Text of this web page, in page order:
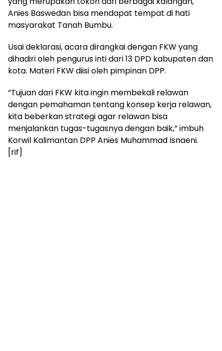
Anies Baswedan bisa mendapat tempat di hati
masyarakat Tanah Bumbu.
Usai deklarasi, acara dirangkai dengan FKW yang
dihadiri oleh pengurus inti dari 13 DPD kabupaten dan
kota. Materi FKW diisi oleh pimpinan DPP.
“Tujuan dari FKW kita ingin membekali relawan
dengan pemahaman tentang konsep kerja relawan,
kita beberkan strategi agar relawan bisa
menjalankan tugas-tugasnya dengan baik,” imbuh
Korwil Kalimantan DPP Anies Muhammad Isnaeni.
[rif]